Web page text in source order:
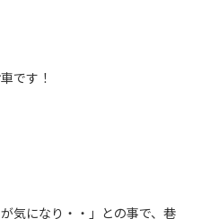
です！
気になり・・」との事で、巷